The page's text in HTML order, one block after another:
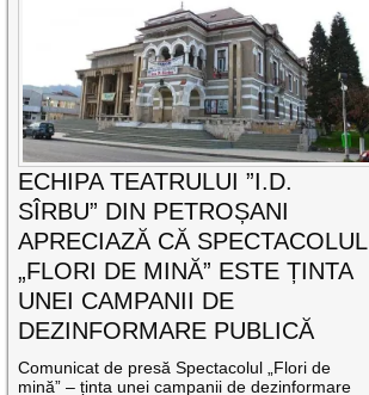
ECHIPA TEATRULUI ”I.D.
SÎRBU” DIN PETROȘANI
APRECIAZĂ CĂ SPECTACOLUL
„FLORI DE MINĂ” ESTE ȚINTA
UNEI CAMPANII DE
DEZINFORMARE PUBLICĂ
Comunicat de presă Spectacolul „Flori de
mină” – ținta unei campanii de dezinformare